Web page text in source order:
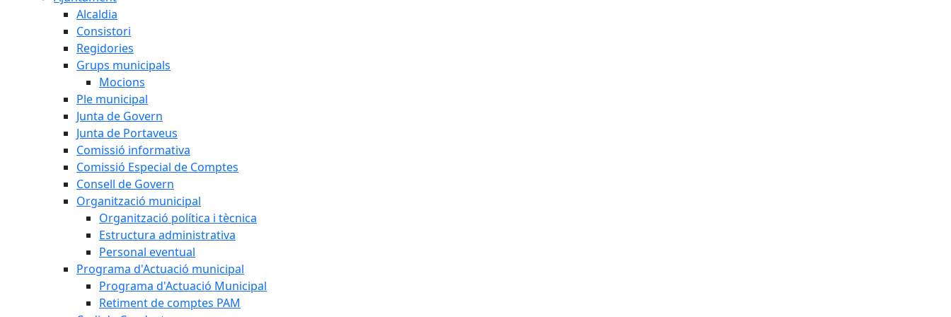
Alcaldia
Consistori
Regidories
Grups municipals
Mocions
Ple municipal
Junta de Govern
Junta de Portaveus
Comissió informativa
Comissió Especial de Comptes
Consell de Govern
Organització municipal
Organització política i tècnica
Estructura administrativa
Personal eventual
Programa d'Actuació municipal
Programa d'Actuació Municipal
Retiment de comptes PAM